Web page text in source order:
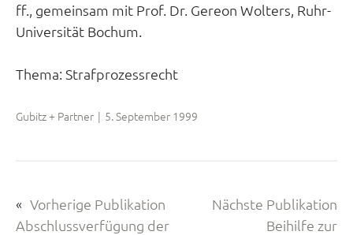
ff., gemeinsam mit Prof. Dr. Gereon Wolters, Ruhr-
Universität Bochum.
Thema: Strafprozessrecht
Gubitz + Partner | 5. September 1999
« Vorherige Publikation
Abschlussverfügung der
Nächste Publikation
Beihilfe zur